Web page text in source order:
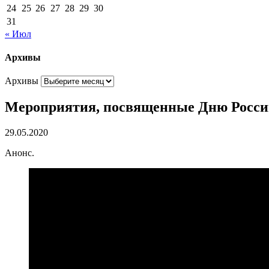
24 25 26 27 28 29 30
31
« Июл
Архивы
Архивы
Мероприятия, посвященные Дню
29.05.2020
Анонс.